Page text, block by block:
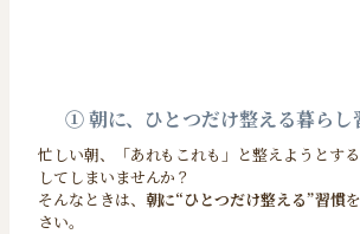
① 朝に、ひとつだけ整える暮らし
忙しい朝、「あれもこれも」と整えようとす
してしまいませんか？
そんなときは、 朝に“ひとつだけ整える”習慣
さい。